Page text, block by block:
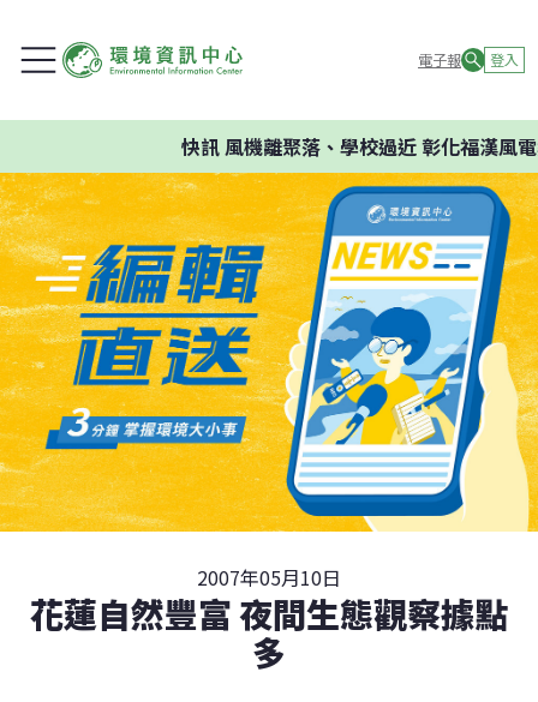
電子報 登入
快訊風機離聚落、學校過近 彰化福漢風電
2007年05月10日
花蓮自然豐富 夜間生態觀察據點
多